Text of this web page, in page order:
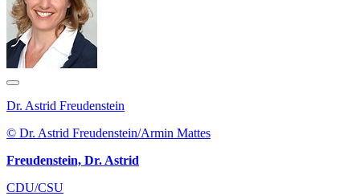
Dr. Astrid Freudenstein
© Dr. Astrid Freudenstein/Armin Mattes
Freudenstein, Dr. Astrid
CDU/CSU